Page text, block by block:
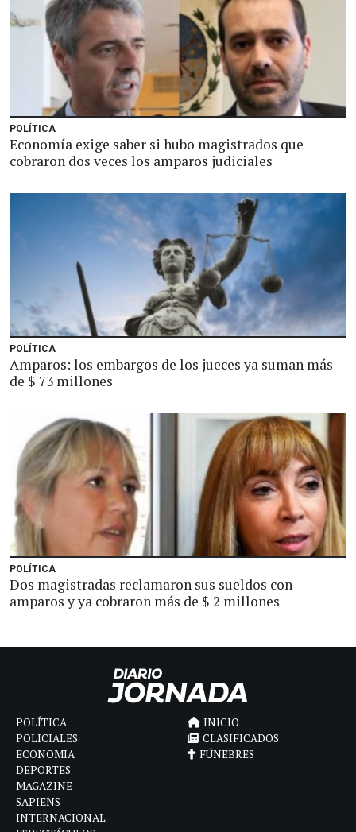
POLÍTICA
Economía exige saber si hubo magistrados que
cobraron dos veces los amparos judiciales
POLÍTICA
Amparos: los embargos de los jueces ya suman más
de $ 73 millones
POLÍTICA
Dos magistradas reclamaron sus sueldos con
amparos y ya cobraron más de $ 2 millones
POLÍTICA
POLICIALES
ECONOMIA
DEPORTES
MAGAZINE
SAPIENS
INTERNACIONAL
INICIO
CLASIFICADOS
FÚNEBRES